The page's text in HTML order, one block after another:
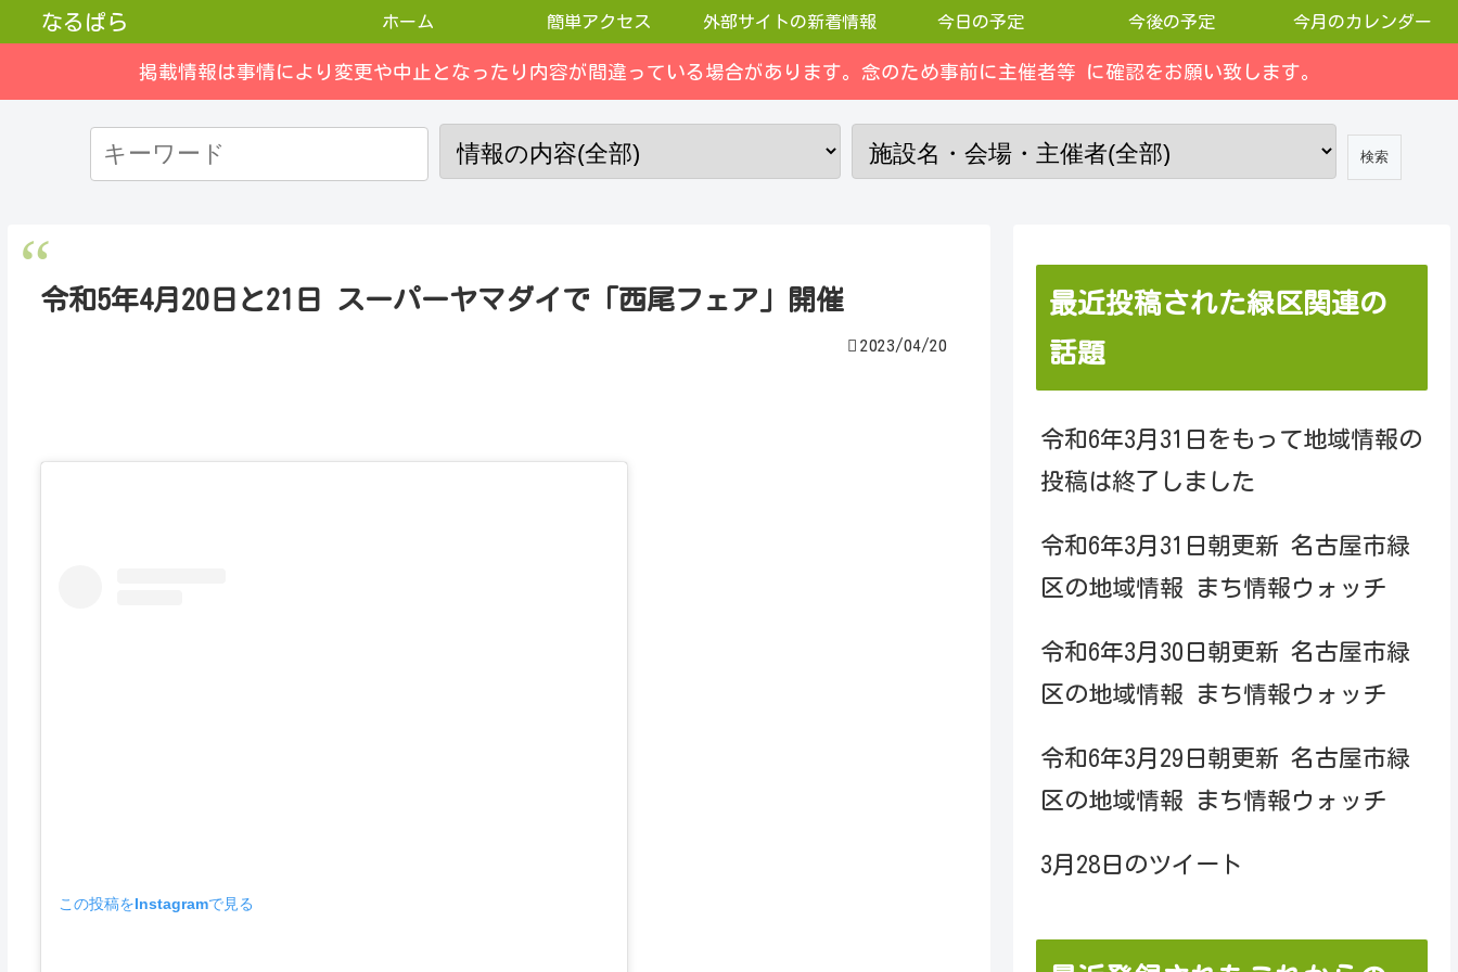
なるぱら ホーム 簡単アクセス 外部サイトの新着情報 今日の予定 今後の予定 今月のカレンダー
掲載情報は事情により変更や中止となったり内容が間違っている場合があります。念のため事前に主催者等 に確認をお願い致します。
令和5年4月20日と21日 スーパーヤマダイで「西尾フェア」開催
2023/04/20
この投稿をInstagramで見る
最近投稿された緑区関連の
話題
令和6年3月31日をもって地域情報の
投稿は終了しました
令和6年3月31日朝更新 名古屋市緑
区の地域情報 まち情報ウォッチ
令和6年3月30日朝更新 名古屋市緑
区の地域情報 まち情報ウォッチ
令和6年3月29日朝更新 名古屋市緑
区の地域情報 まち情報ウォッチ
3月28日のツイート